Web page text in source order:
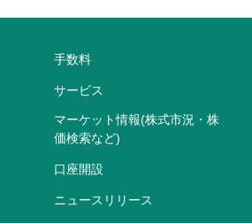
手数料
サービス
マーケット情報(株式市況・株
価検索など)
口座開設
ニュースリリース